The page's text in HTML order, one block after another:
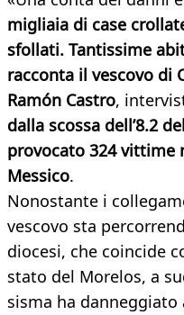
migliaia di case
sfollati. Tantissime
racconta il vescovo di
Ramón Castro,
dalla scossa dell’8.2
provocato 324 vittime
Messico.
Nonostante i
vescovo sta
diocesi, che coincide
stato del Morelos, a
sisma ha danneggiato